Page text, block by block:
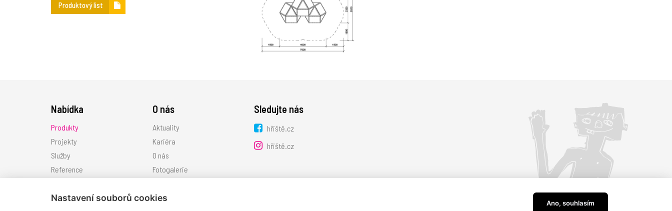
Produktový list
Nabídka
Produkty
Projekty
Služby
Reference
O nás
Aktuality
Kariéra
O nás
Fotogalerie
Kontakt
Sledujte nás
hřiště.cz
hřiště.cz
Nastavení souborů cookies Ano, souhlasím